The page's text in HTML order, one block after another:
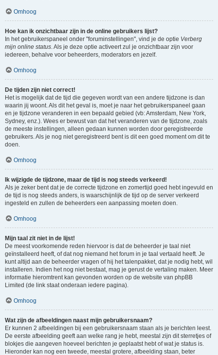
Omhoog
Hoe kan ik onzichtbaar zijn in de online gebruikers lijst?
In het gebruikerspaneel onder "foruminstellingen", vind je de optie Verberg
mijn online status. Als je deze optie activeert zul je onzichtbaar zijn voor
iedereen, behalve voor beheerders, moderators en jezelf.
Omhoog
De tijden zijn niet correct!
Het is mogelijk dat de tijd die gegeven wordt van een andere tijdzone is dan
waarin jij woont. Als dit het geval is, moet je naar het gebruikerspaneel gaan
en je tijdzone veranderen in een bepaald gebied (vb: Amsterdam, New York,
Sydney, enz.). Wees er bewust van dat het veranderen van de tijdzone, zoals
de meeste instellingen, alleen gedaan kunnen worden door geregistreerde
gebruikers. Als je nog niet geregistreerd bent is dit een goed moment om dit te
doen.
Omhoog
Ik wijzigde de tijdzone, maar de tijd is nog steeds verkeerd!
Als je zeker bent dat je de correcte tijdzone en zomertijd goed hebt ingevuld en
de tijd is nog steeds anders, is waarschijnlijk de tijd op de server verkeerd
ingesteld en zullen de beheerders een aanpassing moeten doen.
Omhoog
Mijn taal zit niet in de lijst!
De meest voorkomende reden hiervoor is dat de beheerder je taal niet
geïnstalleerd heeft, of dat nog niemand het forum in je taal vertaald heeft. Je
kunt altijd aan de beheerder vragen of hij het talenpakket, dat je nodig hebt, wil
installeren. Indien het nog niet bestaat, mag je gerust de vertaling maken. Meer
informatie hieromtrent kan gevonden worden op de website van phpBB
Limited (de link staat onderaan iedere pagina).
Omhoog
Wat zijn de afbeeldingen naast mijn gebruikersnaam?
Er kunnen 2 afbeeldingen bij een gebruikersnaam staan als je berichten leest.
De eerste afbeelding geeft aan welke rang je hebt, meestal zijn dit sterretjes of
blokjes die aangeven hoeveel berichten je geplaatst hebt of wat je status is.
Hieronder kan nog een tweede, meestal grotere, afbeelding staan, beter